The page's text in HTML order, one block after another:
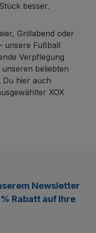
Brühe
25 g
2,5 g
Paprikaextrakt,
besser.
Grillabend oder
unsere Fußball
Verpflegung
beliebten
Du hier auch
XOX
Newsletter
% Rabatt auf Ihre